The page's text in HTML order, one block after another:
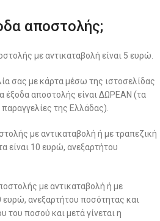
αποστολής;
με αντικαταβολή είναι 5 ευρώ.
σας με κάρτα μέσω της ιστοσελίδας
έξοδα αποστολής είναι ΔΩΡΕΑΝ (τα
της Ελλάδας).
με αντικαταβολή ή με τραπεζική
είναι 10 ευρώ, ανεξαρτήτου
με αντικαταβολή ή με
ευρώ, ανεξαρτήτου ποσότητας και
του ποσού και μετά γίνεται η